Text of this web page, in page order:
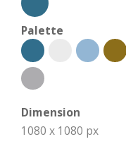
Palette
Dimension
1080 x 1080 px